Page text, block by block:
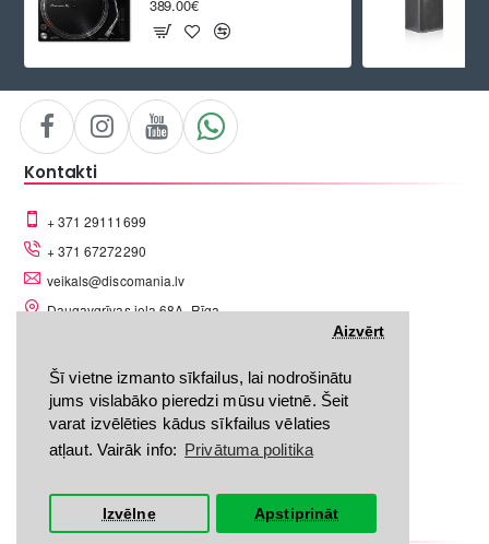
Šī vietne izmanto sīkfailus, lai nodrošinātu
jums vislabāko pieredzi mūsu vietnē. Šeit
varat izvēlēties kādus sīkfailus vēlaties
atļaut. Vairāk info: Privātuma politika
Aizvērt
Izvēlne Apstiprināt
389.00€
Kontakti
+ 371 29111699
+ 371 67272290
veikals@discomania.lv
Daugavgrīvas iela 68A, Rīga
LV-A58C07DF
Darba laiks